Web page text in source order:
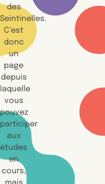
des
Seintinelles.
C’est
donc
un
page
depuis
laquelle
vous
pouvez
participer
aux
études
en
cours,